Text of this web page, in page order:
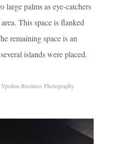
large palms as eye-catchers
This space is flanked
remaining space is an
islands were placed.
Business Photography